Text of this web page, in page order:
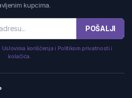
kupcima.
POŠALJI
Uslovima korišćenja i Politikom privatnosti i
kolačića.